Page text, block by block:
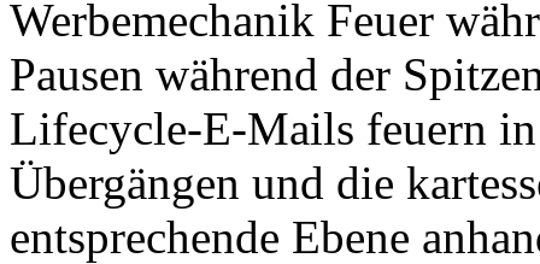
Werbemechanik Feuer
Pausen während der
Lifecycle-E-Mails feuern
Übergängen und die
entsprechende Ebene